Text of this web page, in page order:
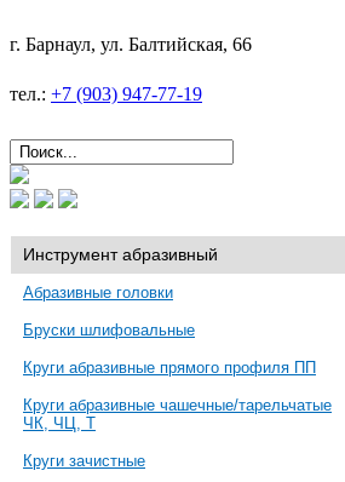
г. Барнаул, ул. Балтийская, 66
тел.: +7 (903) 947-77-19
Инструмент абразивный
Абразивные головки
Бруски шлифовальные
Круги абразивные прямого профиля ПП
Круги абразивные чашечные/тарельчатые
ЧК, ЧЦ, Т
Круги зачистные